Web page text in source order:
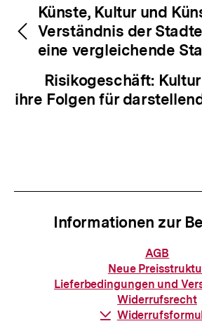
Inhaltsnavigation
Künste, Kultur und
Verständnis der
eine vergleichende
Risikogeschäft:
ihre Folgen für
Informationen zur
zur
AGB
Neue
Lieferbedingungen und
Widerrufsrecht
Download-